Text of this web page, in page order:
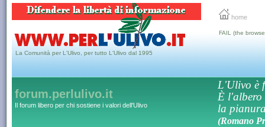
home
La Comunità per L'Ulivo, per tutto L'Ulivo dal 1995
FAIL (the
forum.perlulivo.it
Il forum libero per chi sostiene i valori dell'Ulivo
L'Ulivo è
È l'albero
la
(Romano